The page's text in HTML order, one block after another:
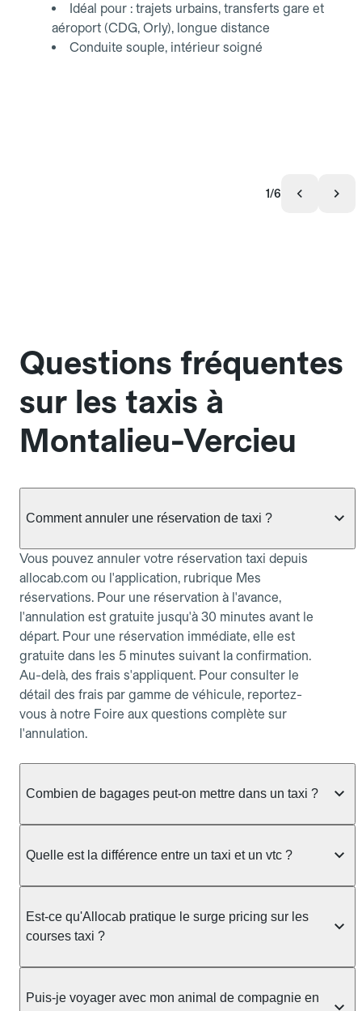
Idéal pour : trajets urbains, transferts gare et
aéroport (CDG, Orly), longue distance
Conduite souple, intérieur soigné
1/6
Questions fréquentes
sur les taxis à
Montalieu-Vercieu
Comment annuler une réservation de taxi ?
Vous pouvez annuler votre réservation taxi depuis
allocab.com ou l'application, rubrique Mes
réservations. Pour une réservation à l'avance,
l'annulation est gratuite jusqu'à 30 minutes avant le
départ. Pour une réservation immédiate, elle est
gratuite dans les 5 minutes suivant la confirmation.
Au-delà, des frais s'appliquent. Pour consulter le
détail des frais par gamme de véhicule, reportez-
vous à notre Foire aux questions complète sur
l'annulation.
Combien de bagages peut-on mettre dans un taxi ?
taxi berline accueille en général jusqu'à 3 bagages
ou nombreux, précisez-le dans le champ "Message
au chauffeur" lors de la réservation. Le prix n'est
pas impacté par le nombre de bagages.
Quelle est la différence entre un taxi et un vtc ?
prendre en charge directement dans la rue, à une
station ou sur réservation, avec un tarif au
réservation et propose un prix fixe annoncé à
l'avance. Chez Allocab, réservez facilement votre
Est-ce qu'Allocab pratique le surge pricing sur les
courses taxi ?
réglementation préfectorale et suit un barème
Puis-je voyager avec mon animal de compagnie en